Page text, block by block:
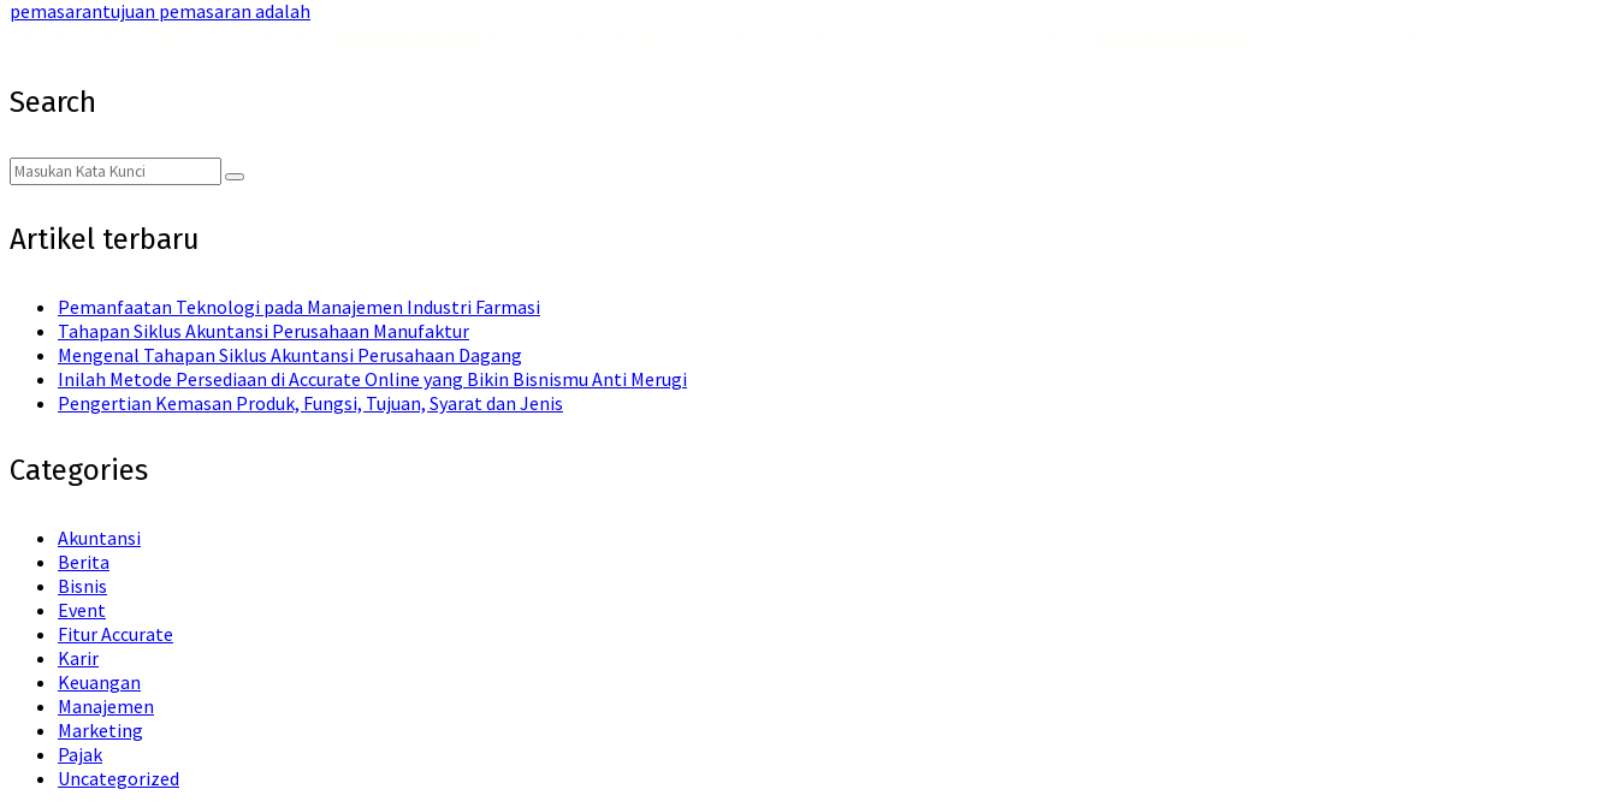
pemasarantujuan pemasaran adalah
Search
Search
for:
Search
Artikel terbaru
Pemanfaatan Teknologi pada Manajemen Industri Farmasi
Tahapan Siklus Akuntansi Perusahaan Manufaktur
Mengenal Tahapan Siklus Akuntansi Perusahaan Dagang
Inilah Metode Persediaan di Accurate Online yang Bikin Bisnismu Anti Merugi
Pengertian Kemasan Produk, Fungsi, Tujuan, Syarat dan Jenis
Categories
Akuntansi
Berita
Bisnis
Event
Fitur Accurate
Karir
Keuangan
Manajemen
Marketing
Pajak
Uncategorized